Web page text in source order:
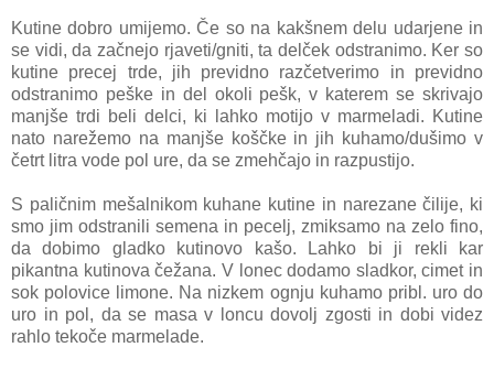
Kutine dobro umijemo. Če so na kakšnem delu udarjene in
se vidi, da začnejo rjaveti/gniti, ta delček odstranimo. Ker so
kutine precej trde, jih previdno razčetverimo in previdno
odstranimo peške in del okoli pešk, v katerem se skrivajo
manjše trdi beli delci, ki lahko motijo v marmeladi. Kutine
nato narežemo na manjše koščke in jih kuhamo/dušimo v
četrt litra vode pol ure, da se zmehčajo in razpustijo.
S paličnim mešalnikom kuhane kutine in narezane čilije, ki
smo jim odstranili semena in pecelj, zmiksamo na zelo fino,
da dobimo gladko kutinovo kašo. Lahko bi ji rekli kar
pikantna kutinova čežana. V lonec dodamo sladkor, cimet in
sok polovice limone. Na nizkem ognju kuhamo pribl. uro do
uro in pol, da se masa v loncu dovolj zgosti in dobi videz
rahlo tekoče marmelade.